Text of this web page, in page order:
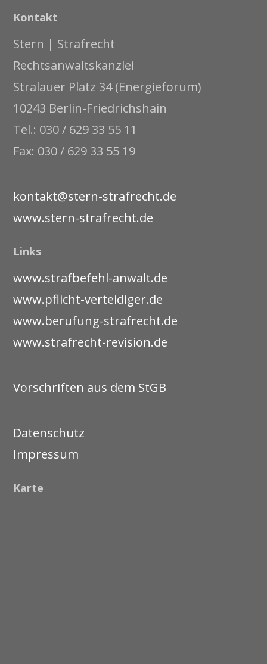
Kontakt
Stern | Strafrecht
Rechtsanwaltskanzlei
Stralauer Platz 34 (Energieforum)
10243 Berlin-Friedrichshain
Tel.: 030 / 629 33 55 11
Fax: 030 / 629 33 55 19
kontakt@stern-strafrecht.de
www.stern-strafrecht.de
Links
www.strafbefehl-anwalt.de
www.pflicht-verteidiger.de
www.berufung-strafrecht.de
www.strafrecht-revision.de
Vorschriften aus dem StGB
Datenschutz
Impressum
Karte